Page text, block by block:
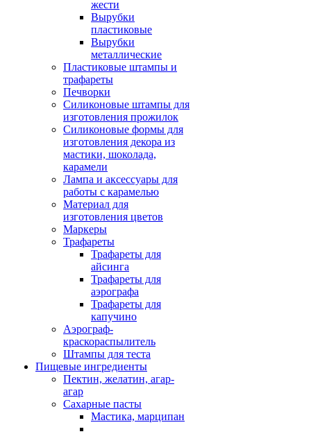
жести
Вырубки
пластиковые
Вырубки
металлические
Пластиковые штампы и
трафареты
Печворки
Силиконовые штампы для
изготовления прожилок
Силиконовые формы для
изготовления декора из
мастики, шоколада,
карамели
Лампа и аксессуары для
работы с карамелью
Материал для
изготовления цветов
Маркеры
Трафареты
Трафареты для
айсинга
Трафареты для
аэрографа
Трафареты для
капучино
Аэрограф-
краскораспылитель
Штампы для теста
Пищевые ингредиенты
Пектин, желатин, агар-
агар
Сахарные пасты
Мастика, марципан